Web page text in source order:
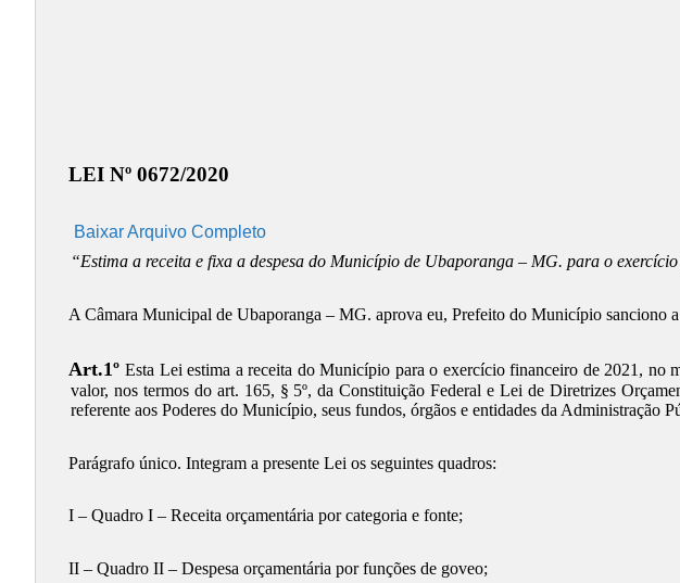
LEI Nº 0672/2020
Baixar Arquivo Completo
“Estima a receita e fixa a despesa do Município de Ubaporanga – MG. para o
A Câmara Municipal de Ubaporanga – MG. aprova eu, Prefeito do Município sanciono
Art.1ºEsta Lei estima a receita do Município para o exercício financeiro de 2021, no
valor, nos termos do art. 165, § 5º, da Constituição Federal e Lei de Diretrizes
referente aos Poderes do Município, seus fundos, órgãos e entidades da
Parágrafo único. Integram a presente Lei os seguintes quadros:
I – Quadro I – Receita orçamentária por categoria e fonte;
II – Quadro II – Despesa orçamentária por funções de goveo;